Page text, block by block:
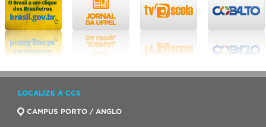
LOCALIZE A CCS
CAMPUS PORTO / ANGLO